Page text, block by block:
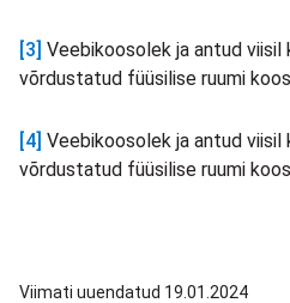
[3] Veebikoosolek ja antud
võrdustatud füüsilise ruumi
[4] Veebikoosolek ja antud
võrdustatud füüsilise ruumi
Viimati uuendatud 19.01.2024